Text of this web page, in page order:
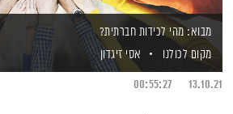
מבוא: מהי לכידות חברתית?
מקום לכולנו
אסי זיגדון
13.10.21
00:55:27